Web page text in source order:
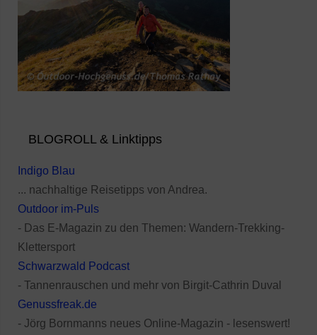
BLOGROLL & Linktipps
Indigo Blau
... nachhaltige Reisetipps von Andrea.
Outdoor im-Puls
- Das E-Magazin zu den Themen: Wandern-Trekking-
Klettersport
Schwarzwald Podcast
- Tannenrauschen und mehr von Birgit-Cathrin Duval
Genussfreak.de
- Jörg Bornmanns neues Online-Magazin - lesenswert!